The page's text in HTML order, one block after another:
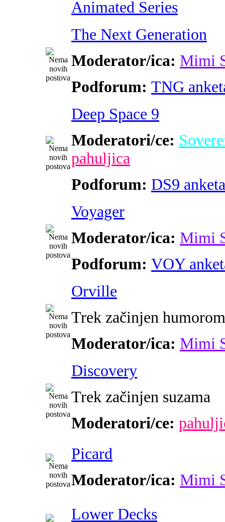
Animated Series
The Next Generation
Moderator/ica: Mimi
Podforum: TNG
Deep Space 9
Moderatori/ce:
pahuljica
Podforum: DS9 anketa
Voyager
Moderator/ica: Mimi
Podforum: VOY
Orville
Trek začinjen humorom
Moderator/ica: Mimi
Discovery
Trek začinjen suzama
Moderatori/ce:
Picard
Moderator/ica: Mimi
Lower Decks